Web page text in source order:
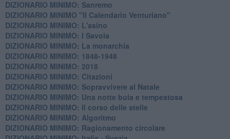
DIZIONARIO MINIMO: Sanremo
DIZIONARIO MINIMO "Il Calendario Venturiano"
DIZIONARIO MINIMO: L'asino
DIZIONARIO MINIMO: I Savoia
DIZIONARIO MINIMO: La monarchia
DIZIONARIO MINIMO: 1848-1948
DIZIONARIO MINIMO: 2018
DIZIONARIO MINIMO: Citazioni
DIZIONARIO MINIMO: ​Sopravvivere al Natale
DIZIONARIO MINIMO: ​Una notte buia e tempestosa
DIZIONARIO MINIMO: Il corso delle stelle
DIZIONARIO MINIMO: Algoritmo
DIZIONARIO MINIMO: Ragionamento circolare